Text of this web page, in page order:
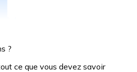
?
ce que vous devez savoir